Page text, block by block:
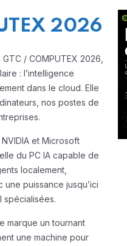
2026
/ COMPUTEX 2026,
: l’intelligence
dans le cloud. Elle
nos postes de
et Microsoft
du PC IA capable de
localement,
puissance jusqu’ici
spécialisées.
marque un tournant
une machine pour